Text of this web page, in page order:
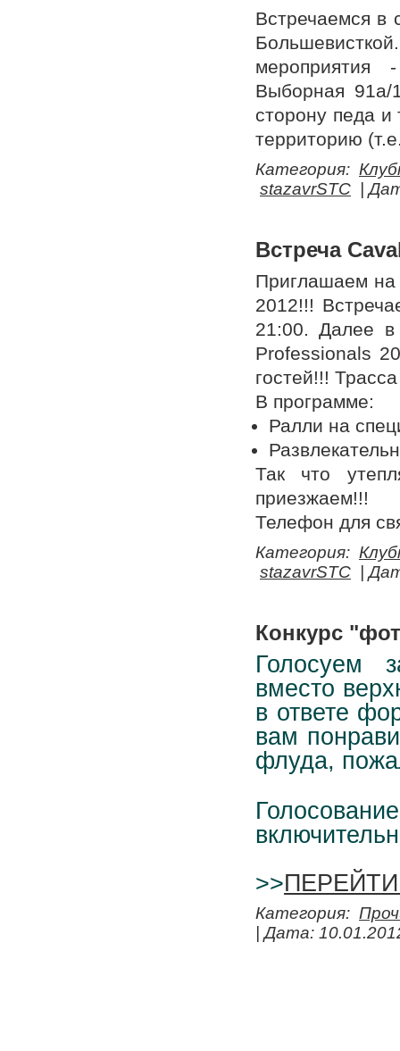
Встречаемся в
мероприятия
Выборная
сторону педа
территорию
Категория:
stazavrSTC
|
Встреча
Приглашаем на
2012!!!
21:00. Далее в
Professionals
гостей!!!
В программе:
Ралли на
Так что
приезжаем!!!
Телефон для
Категория:
stazavrSTC
|
Конкурс
Голосуем
вместо
в ответе
вам
флуда,
>>
Категория:
| Дата: